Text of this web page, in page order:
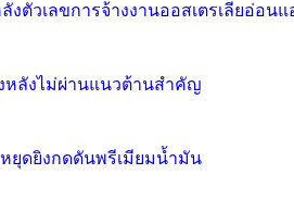
งตัวเลขการจ้างงานออสเตรเลียอ่อน
หลังไม่ผ่านแนวต้านสำคัญ
หยุดยิงกดดันพรีเมียมน้ำมัน